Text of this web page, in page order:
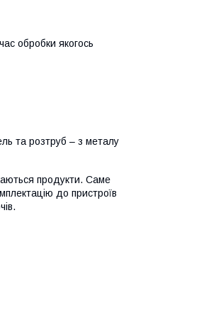
обробки якогось
та розтруб – з металу
продукти. Саме
до пристроїв